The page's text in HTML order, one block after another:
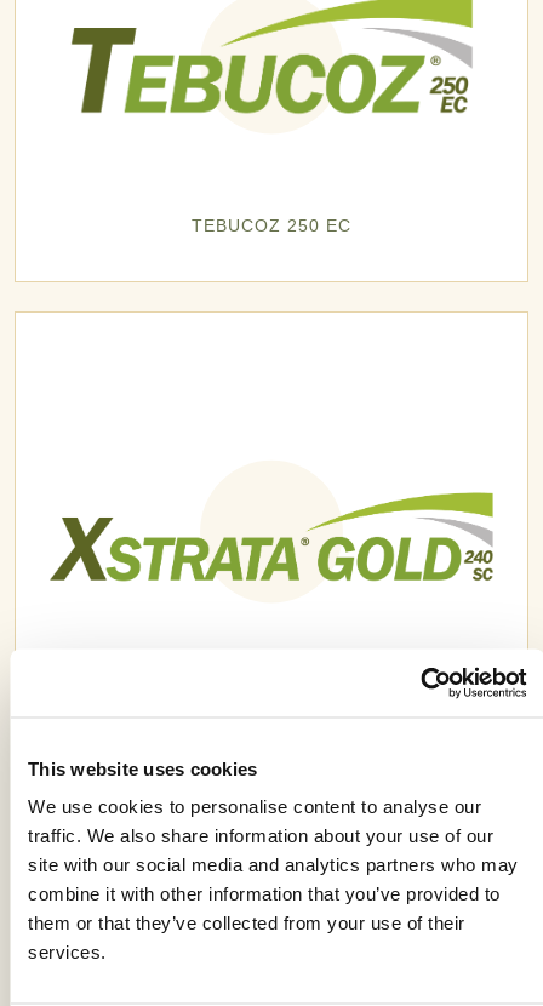
This website uses cookies
We use cookies to personalise content to analyse our
traffic. We also share information about your use of our
site with our social media and analytics partners who may
combine it with other information that you’ve provided to
them or that they’ve collected from your use of their
services.
TEBUCOZ 250 EC